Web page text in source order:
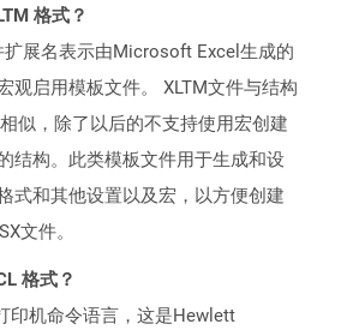
格式？
扩展名表示由Microsoft Excel生成的
观启用模板文件。 XLTM文件与结构
似，除了以后的不支持使用宏创建
结构。此类模板文件用于生成和设
式和其他设置以及宏，以方便创建
文件。
格式？
印机命令语言，这是Hewlett